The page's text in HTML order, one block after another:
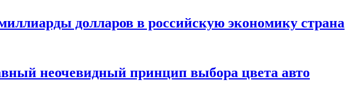
долларов в российскую экономику страна
неочевидный принцип выбора цвета авто